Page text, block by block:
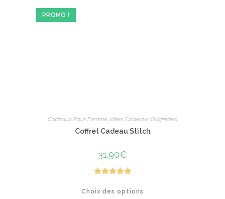
PROMO !
Cadeaux Pour Femme, Idées Cadeaux Originales
Coffret Cadeau Stitch
31.90€
sur 5
Choix des options